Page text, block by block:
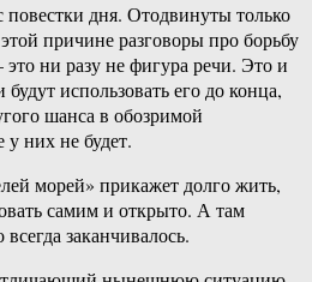
повестки дня. Отодвинуты только
причине разговоры про борьбу
ни разу не фигура речи. Это и
использовать его до конца,
шанса в обозримой
у них не будет.
морей» прикажет долго жить,
самим и открыто. А там
заканчивалось.